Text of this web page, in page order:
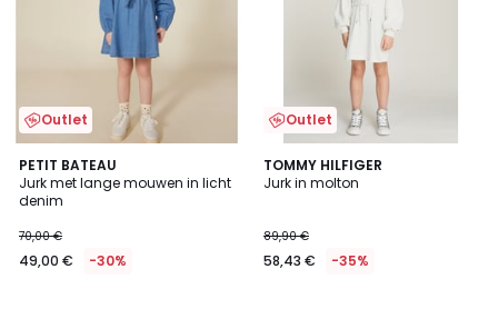
Outlet
PETIT BATEAU
Jurk met lange mouwen in licht
denim
70,00 €
49,00 € -30%
Outlet
TOMMY HILFIGER
Jurk in molton
89,90 €
58,43 € -35%